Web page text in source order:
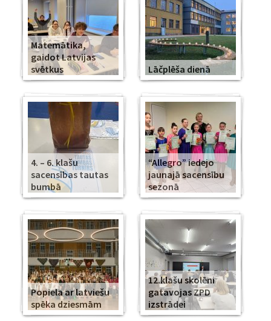
Matemātika,
gaidot Latvijas
svētkus
Lāčplēša dienā
4. – 6. klašu
sacensības tautas
bumbā
“Allegro” iedejo
jaunajā sacensību
sezonā
Popiela ar latviešu
spēka dziesmām
12.klašu skolēni
gatavojas ZPD
izstrādei